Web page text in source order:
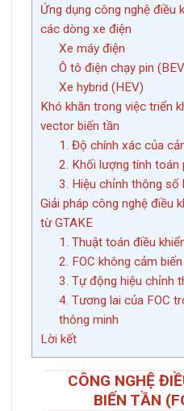
Ứng dụng công nghệ điều
các dòng xe điện
Xe máy điện
Ô tô điện chạy pin
Xe hybrid (HEV)
Khó khăn trong việc triển
vector biến tần
1. Độ chính xác của
2. Khối lượng tính toán
3. Hiệu chỉnh thông số
Giải pháp công nghệ điều
từ GTAKE
1. Thuật toán điều
2. FOC không cảm
3. Tự động hiệu chỉnh
4. Tương lai của FOC
thông minh
Lời kết
CÔNG NGHỆ
BIẾN TẦN